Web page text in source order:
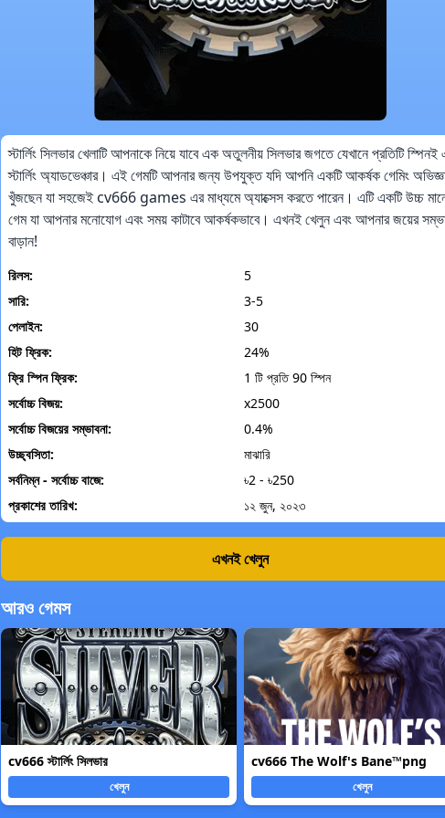
স্টার্লিং সিলভার খেলাটি আপনাকে নিয়ে যাবে এক অতুলনীয় সিলভার জগতে যেখানে প্রতিটি স্পিনই
স্টার্লিং অ্যাডভেঞ্চার। এই গেমটি আপনার জন্য উপযুক্ত যদি আপনি একটি আকর্ষক গেমিং
খুঁজছেন যা সহজেই cv666 games এর মাধ্যমে অ্যাক্সেস করতে পারেন। এটি একটি উচ্চ
গেম যা আপনার মনোযোগ এবং সময় কাটাবে আকর্ষকভাবে। এখনই খেলুন এবং আপনার জয়ের
বাড়ান!
রিলস:
5
সারি:
3-5
পেলাইন:
30
হিট ফ্রিক:
24%
ফ্রি স্পিন ফ্রিক:
1 টি প্রতি 90 স্পিন
সর্বোচ্চ বিজয়:
x2500
সর্বোচ্চ বিজয়ের সম্ভাবনা:
0.4%
উচ্ছ্বসিতা:
মাঝারি
সর্বনিম্ন - সর্বোচ্চ বাজে:
৳2 - ৳250
প্রকাশের তারিখ:
১২ জুন, ২০২৩
এখনই খেলুন
আরও গেমস
cv666 স্টার্লিং সিলভার
খেলুন
cv666 The Wolf's Bane™png
খেলুন